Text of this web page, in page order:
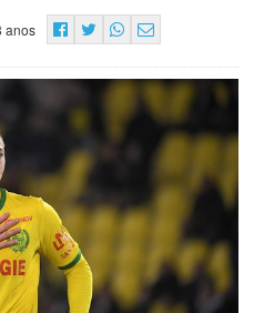
anos